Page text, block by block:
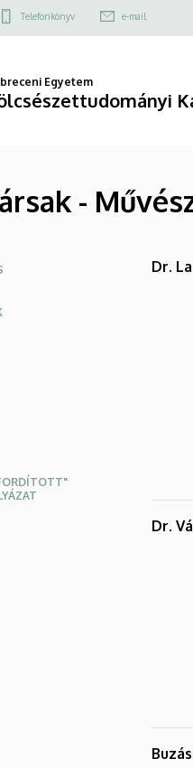
Telefonkönyv e-mail
Egyetem
-
Dr.
Dr.